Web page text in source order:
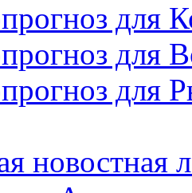
для
для
для
новостная